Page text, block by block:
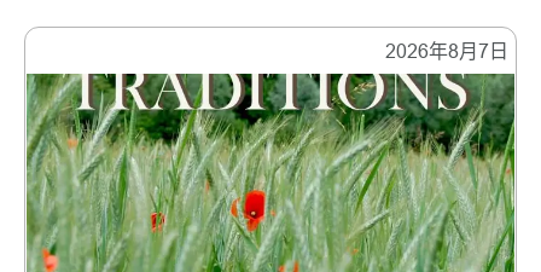
2026年8月7日